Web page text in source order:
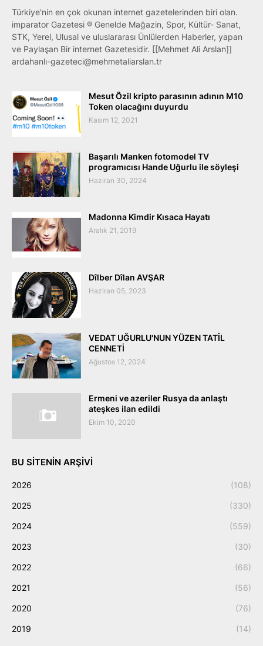
Türkiye'nin en çok okunan internet gazetelerinden biri olan.
imparator Gazetesi ® Genelde Mağazin, Spor, Kültür- Sanat,
STK, Yerel, Ulusal ve uluslararası Ünlülerden Haberler, yapan
ve Paylaşan Bir internet Gazetesidir. [[Mehmet Ali Arslan]]
ardahanlı-gazeteci@mehmetaliarslan.tr
Mesut Özil kripto parasının adının M10
Token olacağını duyurdu
Kasım 12, 2021
Başarılı Manken fotomodel TV
programıcısı Hande Uğurlu ile söyleşi
Haziran 30, 2024
Madonna Kimdir Kısaca Hayatı
Aralık 21, 2019
Dîlber Dîlan AVŞAR
Haziran 05, 2023
VEDAT UĞURLU'NUN YÜZEN TATİL
CENNETİ
Ağustos 12, 2024
Ermeni ve azeriler Rusya da anlaştı
ateşkes ilan edildi
Ekim 10, 2020
BU SITENIN ARŞIVI
2026 (108)
2025 (330)
2024 (559)
2023 (30)
2022 (66)
2021 (56)
2020 (76)
2019 (14)